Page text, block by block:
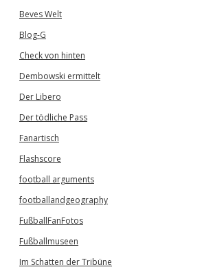
Beves Welt
Blog-G
Check von hinten
Dembowski ermittelt
Der Libero
Der tödliche Pass
Fanartisch
Flashscore
football arguments
footballandgeography
FußballFanFotos
Fußballmuseen
Im Schatten der Tribüne